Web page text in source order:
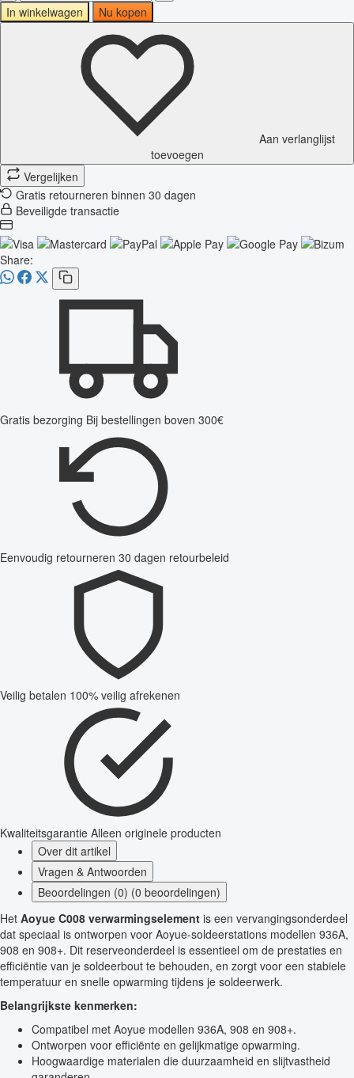
In winkelwagen
Nu kopen
Aan verlanglijst
toevoegen
Vergelijken
Gratis retourneren binnen 30 dagen
Beveiligde transactie
Share:
Gratis bezorging Bij bestellingen boven 300€
Eenvoudig retourneren 30 dagen retourbeleid
Veilig betalen 100% veilig afrekenen
Kwaliteitsgarantie Alleen originele producten
Over dit artikel
Vragen & Antwoorden
Beoordelingen (0) (0 beoordelingen)
Het Aoyue C008 verwarmingselement is een vervangingsonderdeel
dat speciaal is ontworpen voor Aoyue-soldeerstations modellen 936A,
908 en 908+. Dit reserveonderdeel is essentieel om de prestaties en
efficiëntie van je soldeerbout te behouden, en zorgt voor een stabiele
temperatuur en snelle opwarming tijdens je soldeerwerk.
Belangrijkste kenmerken:
Compatibel met Aoyue modellen 936A, 908 en 908+.
Ontworpen voor efficiënte en gelijkmatige opwarming.
Hoogwaardige materialen die duurzaamheid en slijtvastheid